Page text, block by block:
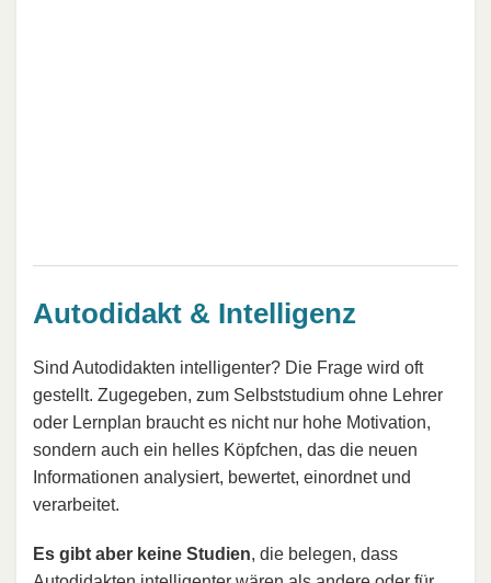
Autodidakt & Intelligenz
Sind Autodidakten intelligenter? Die Frage wird oft
gestellt. Zugegeben, zum Selbststudium ohne Lehrer
oder Lernplan braucht es nicht nur hohe Motivation,
sondern auch ein helles Köpfchen, das die neuen
Informationen analysiert, bewertet, einordnet und
verarbeitet.
Es gibt aber keine Studien, die belegen, dass